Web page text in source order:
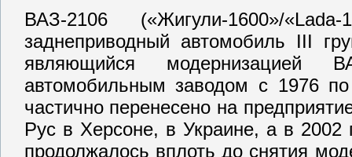
ВАЗ-2106 («Жигули-1600»/
заднеприводный автомобиль III
являющийся модернизацией
автомобильным заводом с 1976
частично перенесено на
Рус в Херсоне, в Украине, а в
продолжалось вплоть до снятия